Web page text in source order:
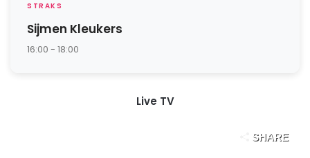
STRAKS
Sijmen Kleukers
16:00 - 18:00
Live TV